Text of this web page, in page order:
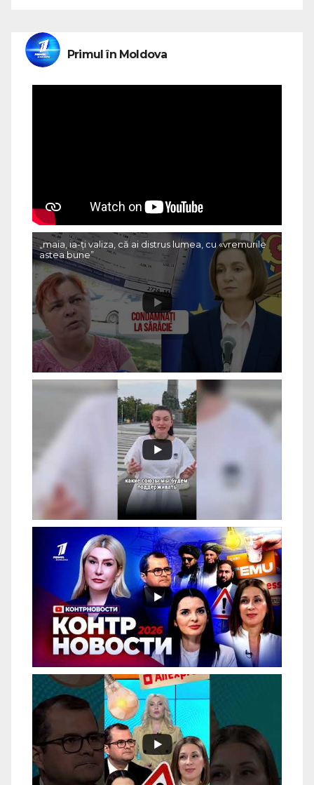
Primul în Moldova
„maia, ia-ți valiza, că ai distrus lumea, cu «vremurile
astea bune”